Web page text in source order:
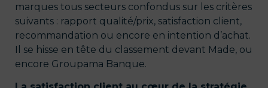
marques tous secteurs confondus sur les critères
suivants : rapport qualité/prix, satisfaction client,
recommandation ou encore en intention d’achat.
Il se hisse en tête du classement devant Made, ou
encore Groupama Banque.